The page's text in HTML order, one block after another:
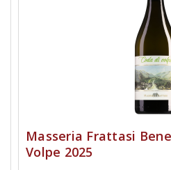
Masseria Frattasi
Volpe 2025